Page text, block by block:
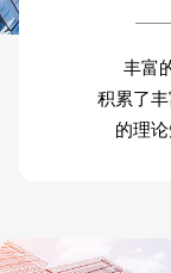
丰富
积累了
的理